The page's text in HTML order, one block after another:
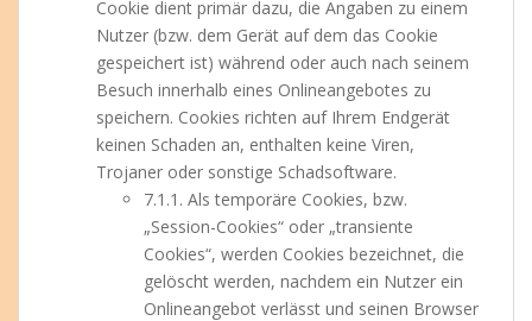
Cookie dient primär dazu, die Angaben zu einem
Nutzer (bzw. dem Gerät auf dem das Cookie
gespeichert ist) während oder auch nach seinem
Besuch innerhalb eines Onlineangebotes zu
speichern. Cookies richten auf Ihrem Endgerät
keinen Schaden an, enthalten keine Viren,
Trojaner oder sonstige Schadsoftware.
7.1.1. Als temporäre Cookies, bzw.
„Session-Cookies“ oder „transiente
Cookies“, werden Cookies bezeichnet, die
gelöscht werden, nachdem ein Nutzer ein
Onlineangebot verlässt und seinen Browser